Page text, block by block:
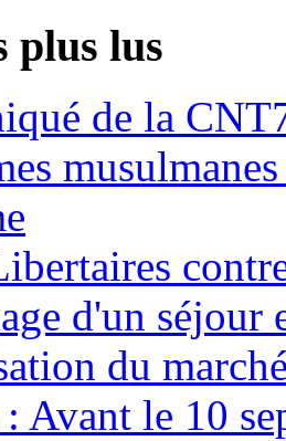
plus lus
de la
d'un séjour
du
Avant le 10